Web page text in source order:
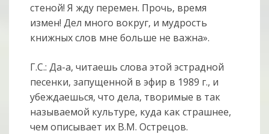
стеной! Я жду перемен. Прочь, время
измен! Дел много вокруг, и мудрость
книжных слов мне больше не важна».
Г.С.: Да-а, читаешь слова этой эстрадной
песенки, запущенной в эфир в 1989 г., и
убеждаешься, что дела, творимые в так
называемой культуре, куда как страшнее,
чем описывает их В.М. Острецов.